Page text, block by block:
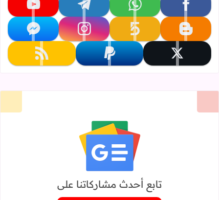
تابعنا على facebook تابعنا على whatsapp تابعنا على telegram تابعنا على youtube
تابعنا على blogger تابعنا على khamsat تابعنا على instagram تابعنا على messenger
تابعنا على x تابعنا على paypal تابعنا على rss
تابع أحدث مشاركاتنا على